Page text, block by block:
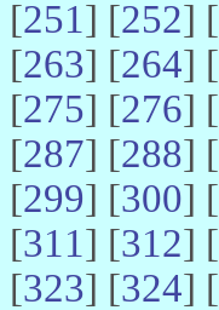
[251] [252] [
[263] [264] [
[275] [276] [
[287] [288] [
[299] [300] [
[311] [312] [
[323] [324] [